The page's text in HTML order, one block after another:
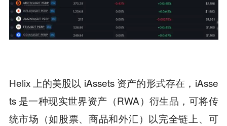
Helix 上的美股以 iAssets 资产的形式存在，iAsse
ts 是一种现实世界资产（RWA）衍生品，可将传
统市场（如股票、商品和外汇）以完全链上、可